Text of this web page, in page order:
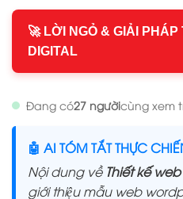
🚀 LỜI NGỎ & GIẢI
DIGITAL
Đang có27 ngườicùng xem
🤖 AI TÓM TẮT THỰC
Nội dung về Thiết kế
giới thiệu mẫu web